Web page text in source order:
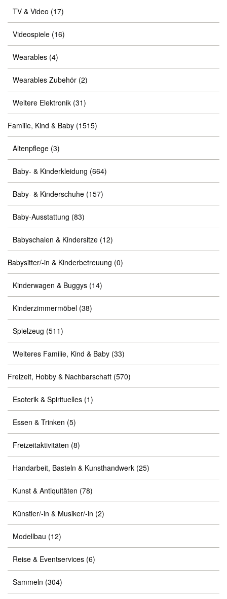
TV & Video (17)
Videospiele (16)
Wearables (4)
Wearables Zubehör (2)
Weitere Elektronik (31)
Familie, Kind & Baby (1515)
Altenpflege (3)
Baby- & Kinderkleidung (664)
Baby- & Kinderschuhe (157)
Baby-Ausstattung (83)
Babyschalen & Kindersitze (12)
Babysitter/-in & Kinderbetreuung (0)
Kinderwagen & Buggys (14)
Kinderzimmermöbel (38)
Spielzeug (511)
Weiteres Familie, Kind & Baby (33)
Freizeit, Hobby & Nachbarschaft (570)
Esoterik & Spirituelles (1)
Essen & Trinken (5)
Freizeitaktivitäten (8)
Handarbeit, Basteln & Kunsthandwerk (25)
Kunst & Antiquitäten (78)
Künstler/-in & Musiker/-in (2)
Modellbau (12)
Reise & Eventservices (6)
Sammeln (304)